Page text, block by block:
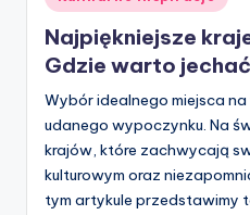
in
Najpiękniejsze
Gdzie warto
Wybór idealnego miejsca
udanego wypoczynku. Na
krajów, które zachwycają
kulturowym oraz
tym artykule przedstawimy